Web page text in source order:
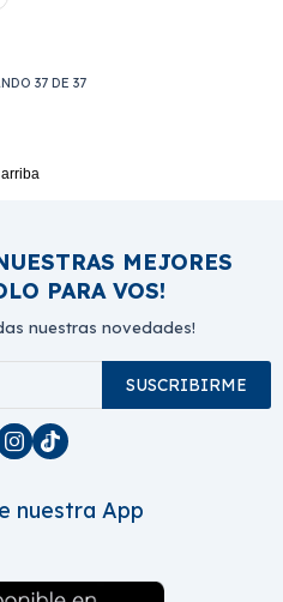
37 DE 37
arriba
MEJORES
PARA VOS!
nuestras novedades!
SUSCRIBIRME
 
nuestra App